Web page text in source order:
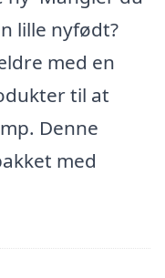
lille nyfødt?
med en
til at
Denne
med